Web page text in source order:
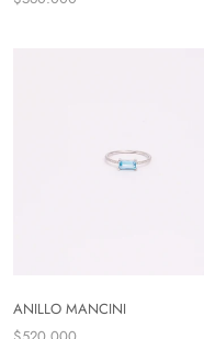
ANILLO MANCINI